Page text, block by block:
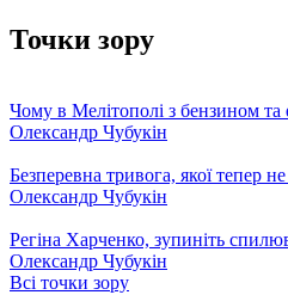
Точки зору
Чому в Мелітополі з бензином та
Олександр Чубукін
Безперевна тривога, якої тепер
Олександр Чубукін
Регіна Харченко, зупиніть
Олександр Чубукін
Всі точки зору